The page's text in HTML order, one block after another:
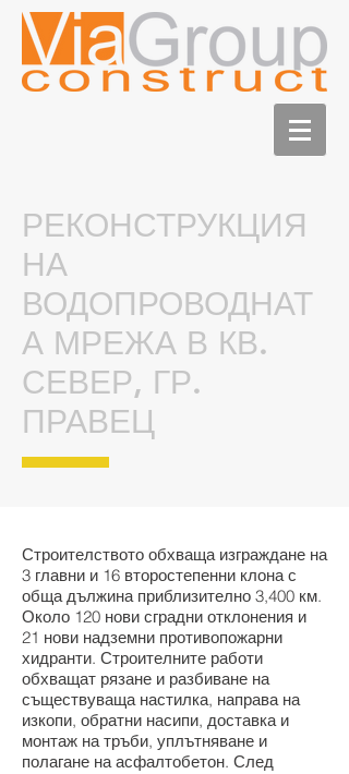
РЕКОНСТРУКЦИЯ
НА
ВОДОПРОВОДНАТ
А МРЕЖА В КВ.
СЕВЕР, ГР.
ПРАВЕЦ
Строителството обхваща изграждане на
3 главни и 16 второстепенни клона с
обща дължина приблизително 3,400 км.
Около 120 нови сградни отклонения и
21 нови надземни противопожарни
хидранти. Строителните работи
обхващат рязане и разбиване на
съществуваща настилка, направа на
изкопи, обратни насипи, доставка и
монтаж на тръби, уплътняване и
полагане на асфалтобетон. След